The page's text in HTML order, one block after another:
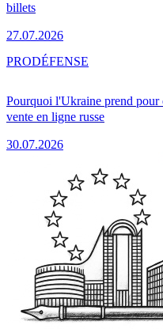
billets
27.07.2026
Pourquoi l'Ukraine prend pour
vente en ligne russe
30.07.2026
PRODÉFENSE